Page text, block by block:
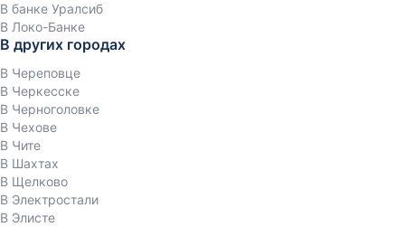
В банке Уралсиб
В Локо-Банке
В других городах
В Череповце
В Черкесске
В Черноголовке
В Чехове
В Чите
В Шахтах
В Щелково
В Электростали
В Элисте